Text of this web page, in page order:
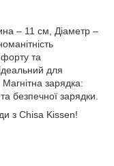
– 11 см, Діаметр –
та
для
зарядка:
безпечної зарядки.
з Chisa Kissen!